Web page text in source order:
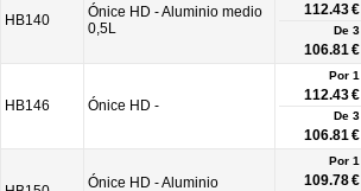
HB140
Ónice HD - Aluminio medio
0,5L
112.43 €
De 3
106.81 €
HB146 Ónice HD -
Por 1
112.43 €
De 3
106.81 €
Ónice HD - Aluminio
Por 1
109.78 €